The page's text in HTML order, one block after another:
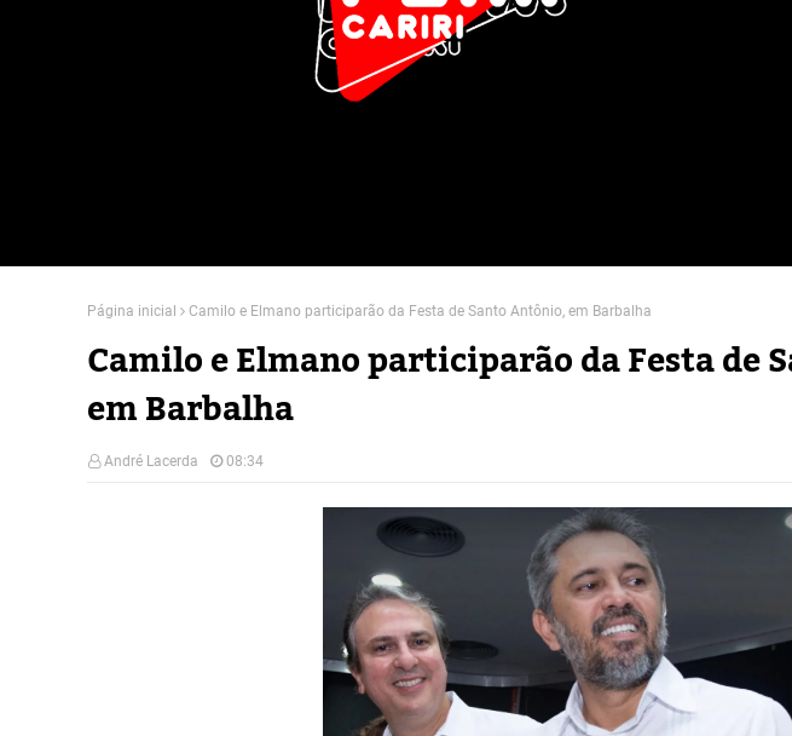
Página inicial Camilo e Elmano participarão da Festa de Santo Antônio, em Barbalha
Camilo e Elmano participarão da Festa de
em Barbalha
André Lacerda 08:34